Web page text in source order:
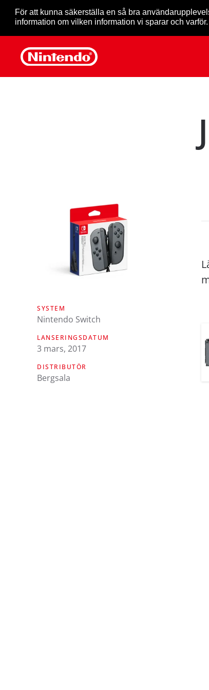
För att kunna säkerställa en så bra
information om vilken information vi sparar och varför.
Skip to main content
SYSTEM
Nintendo Switch
LANSERINGSDATUM
3 mars, 2017
DISTRIBUTÖR
Bergsala